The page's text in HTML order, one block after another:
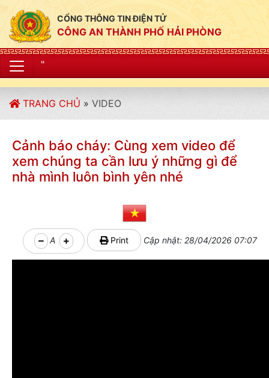
CỔNG THÔNG TIN ĐIỆN TỬ
CÔNG AN THÀNH PHỐ HẢI PHÒNG
TRANG CHỦ » VIDEO
Cảnh báo cháy: Cùng xem video để
xem chúng ta cần lưu ý những gì để
nhà mình luôn bình yên nhé
A Print Cập nhật: 28/04/2026 07:07